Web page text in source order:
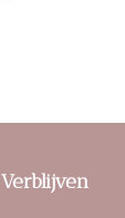
Verblijven